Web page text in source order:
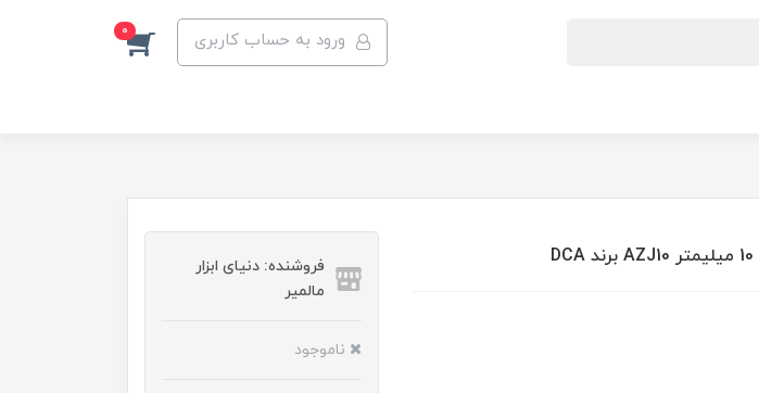
ورود به حساب کاربری 0
فروشنده: دنیای ابزار
مالمیر
ناموجود